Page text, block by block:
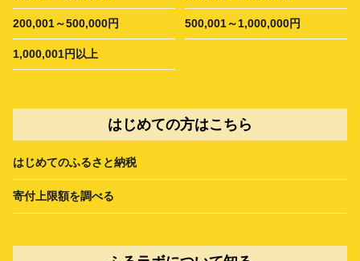
200,001～500,000円 500,001～1,000,000円
1,000,001円以上
はじめての方はこちら
はじめてのふるさと納税
寄付上限額を調べる